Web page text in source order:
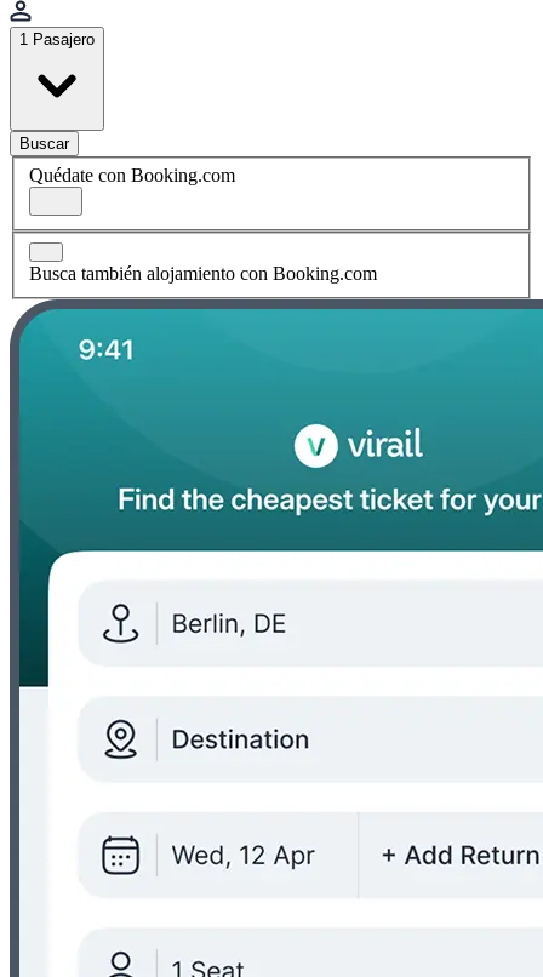
1 Pasajero
Buscar
Quédate con Booking.com
Busca también alojamiento con Booking.com